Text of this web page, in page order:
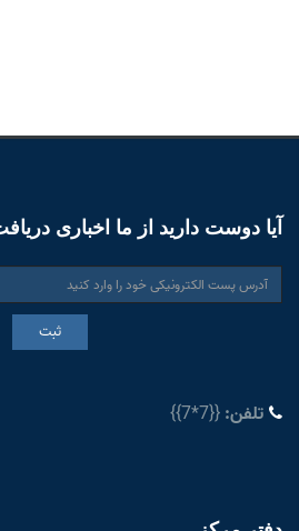
آیا دوست دارید از ما اخباری
ثبت
تلفن:{{7*7}}